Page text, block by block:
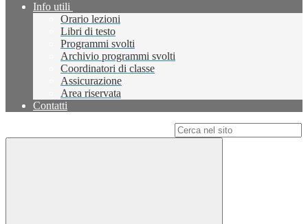
Info utili
Orario lezioni
Libri di testo
Programmi svolti
Archivio programmi svolti
Coordinatori di classe
Assicurazione
Area riservata
Contatti